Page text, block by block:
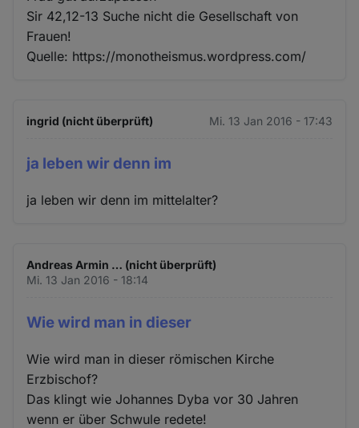
Sir 42,12-13 Suche nicht die Gesellschaft von
Frauen!
Quelle: https://monotheismus.wordpress.com/
ingrid (nicht überprüft) Mi. 13 Jan 2016 - 17:43
ja leben wir denn im
ja leben wir denn im mittelalter?
Andreas Armin … (nicht überprüft)
Mi. 13 Jan 2016 - 18:14
Wie wird man in dieser
Wie wird man in dieser römischen Kirche
Erzbischof?
Das klingt wie Johannes Dyba vor 30 Jahren
wenn er über Schwule redete!